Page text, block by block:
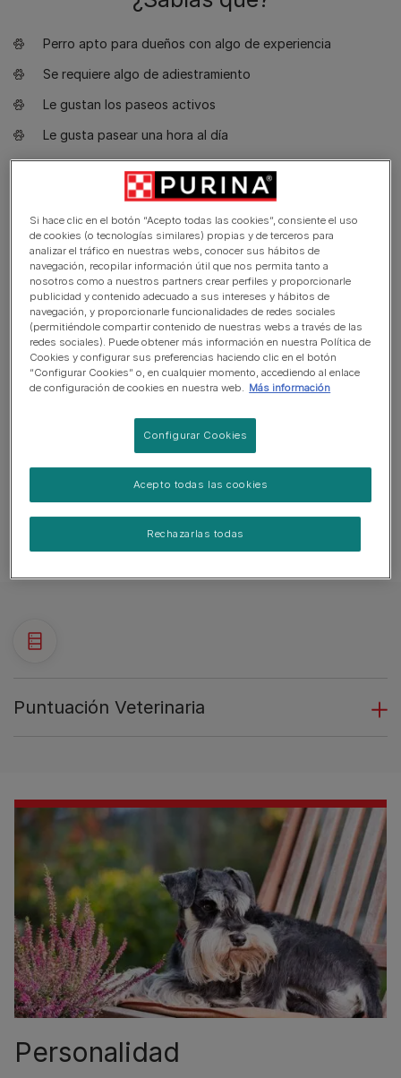
Perro apto para dueños con algo de experiencia
Se requiere algo de adiestramiento
Le gustan los paseos activos
Le gusta pasear una hora al día
Perro pequeño
Requiere aseo cada dos días
Raza hipoalergénica
Perro muy ladrador
Perro guardián. Ladra y está alerta
Puede necesitar entrenamiento para vivir con otras
mascotas
CONDICIONES GENERALES DE SALUD
DE ESTA RAZA
Puntuación Veterinaria
Personalidad
Si hace clic en el botón “Acepto todas las cookies”, consiente el uso
de cookies (o tecnologías similares) propias y de terceros para
analizar el tráfico en nuestras webs, conocer sus hábitos de
navegación, recopilar información útil que nos permita tanto a
nosotros como a nuestros partners crear perfiles y proporcionarle
publicidad y contenido adecuado a sus intereses y hábitos de
navegación, y proporcionarle funcionalidades de redes sociales
(permitiéndole compartir contenido de nuestras webs a través de las
redes sociales). Puede obtener más información en nuestra Política de
Cookies y configurar sus preferencias haciendo clic en el botón
“Configurar Cookies” o, en cualquier momento, accediendo al enlace
de configuración de cookies en nuestra web. Más información
Configurar Cookies
Rechazarlas todas
Acepto todas las cookies